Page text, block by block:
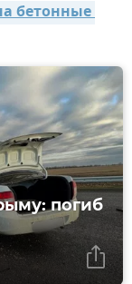
бетонные
погиб